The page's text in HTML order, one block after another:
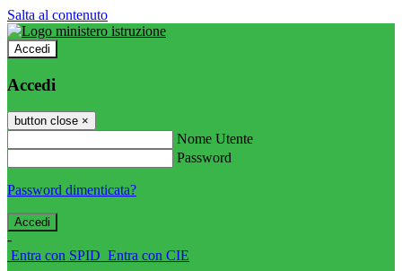
Salta al contenuto
Accedi
Accedi
button close ×
Nome Utente
Password
Password dimenticata?
-
Entra con SPID Entra con CIE